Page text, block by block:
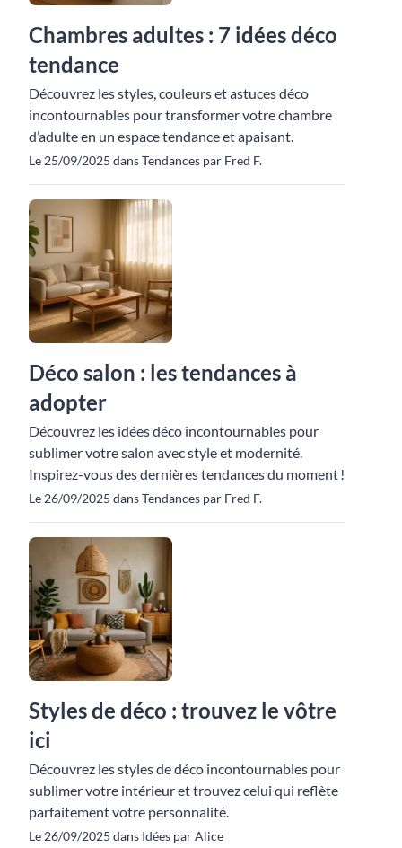
Chambres adultes : 7 idées déco
tendance
Découvrez les styles, couleurs et astuces déco
incontournables pour transformer votre chambre
d’adulte en un espace tendance et apaisant.
Le 25/09/2025 dans Tendances par Fred F.
Déco salon : les tendances à
adopter
Découvrez les idées déco incontournables pour
sublimer votre salon avec style et modernité.
Inspirez-vous des dernières tendances du moment !
Le 26/09/2025 dans Tendances par Fred F.
Styles de déco : trouvez le vôtre
ici
Découvrez les styles de déco incontournables pour
sublimer votre intérieur et trouvez celui qui reflète
parfaitement votre personnalité.
Le 26/09/2025 dans Idées par Alice